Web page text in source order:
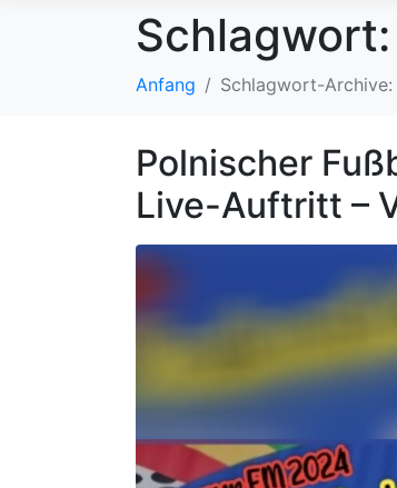
Schlagwort:
Anfang Schlagwort-Archive:
Polnischer
Live-Auftritt –